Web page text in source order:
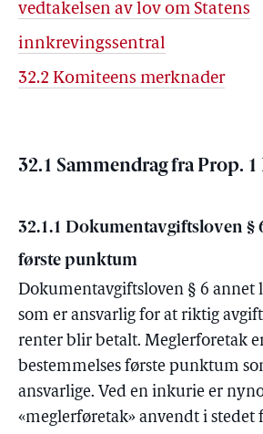
vedtakelsen av lov om Statens
innkrevingssentral
32.2 Komiteens merknader
32.1 Sammendrag fra Prop. 1
32.1.1 Dokumentavgiftsloven §
første punktum
Dokumentavgiftsloven § 6 annet
som er ansvarlig for at riktig
renter blir betalt. Meglerforetak
bestemmelses første punktum
ansvarlige. Ved en inkurie er
«meglerføretak» anvendt i stedet